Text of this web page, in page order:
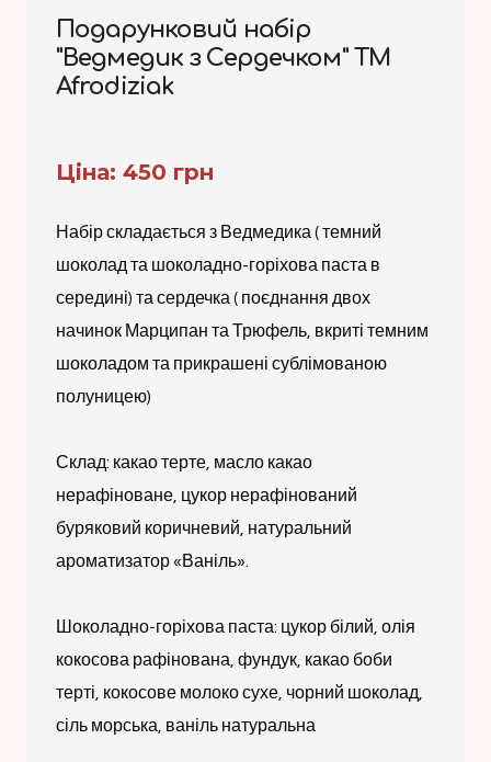
Подарунковий набір
"Ведмедик з Сердечком" TM
Afrodiziak
Ціна: 450 грн
Набір складається з Ведмедика ( темний
шоколад та шоколадно-горіхова паста в
середині) та сердечка ( поєднання двох
начинок Марципан та Трюфель, вкриті темним
шоколадом та прикрашені сублімованою
полуницею)
Склад: какао терте, масло какао
нерафіноване, цукор нерафінований
буряковий коричневий, натуральний
ароматизатор «Ваніль».
Шоколадно-горіхова паста: цукор білий, олія
кокосова рафінована, фундук, какао боби
терті, кокосове молоко сухе, чорний шоколад,
сіль морська, ваніль натуральна